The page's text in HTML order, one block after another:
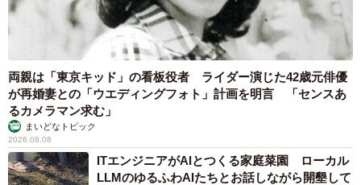
両親は「東京キッド」の看板役者 ライダー演じた42歳元俳優
が再婚妻との「ウエディングフォト」計画を明言 「センスあ
るカメラマン求む」
まいどなトピック
2026.08.08
ITエンジニアがAIとつくる家庭菜園 ローカル
LLMのゆるふわAIたちとお話しながら開墾して